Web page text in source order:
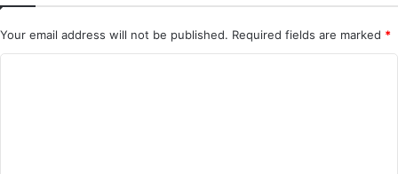
Your email address will not be published. Required fields are marked *